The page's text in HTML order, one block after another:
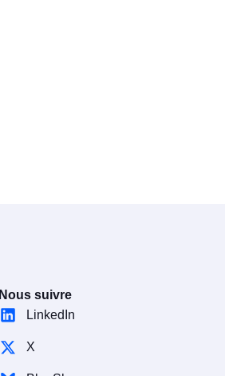
Nous suivre
LinkedIn
X